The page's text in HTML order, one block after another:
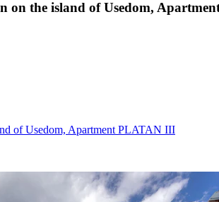
on the island of Usedom,
of Usedom, Apartment PLATAN III